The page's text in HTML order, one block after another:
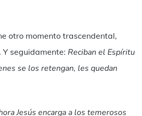
otro momento trascendental,
. Y seguidamente: Reciban el Espíritu
se los retengan, les quedan
Jesús encarga a los temerosos